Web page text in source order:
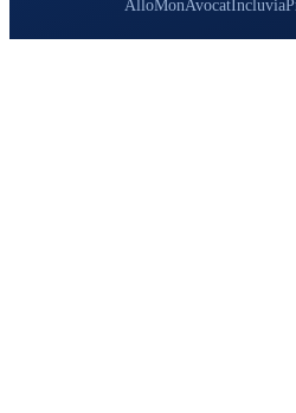
AlloMonAvocatIncluvia